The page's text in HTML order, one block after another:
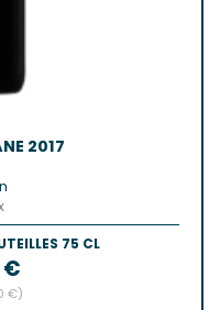
2017
75 CL
€
€)